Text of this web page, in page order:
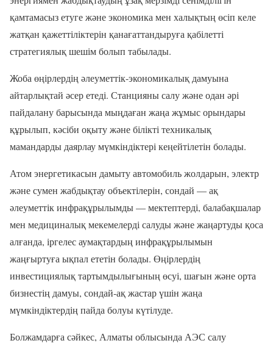
қамтамасыз етуге және экономика мен халықтың өсіп келе
жатқан қажеттіліктерін қанағаттандыруға қабілетті
стратегиялық шешім болып табылады.
Жоба өңірлердің әлеуметтік-экономикалық дамуына
айтарлықтай әсер етеді. Станцияны салу және одан әрі
пайдалану барысында мыңдаған жаңа жұмыс орындары
құрылып, кәсіби оқыту және білікті техникалық
мамандарды даярлау мүмкіндіктері кеңейтілетін болады.
Атом энергетикасын дамыту автомобиль жолдарын, электр
және сумен жабдықтау объектілерін, сондай — ақ
әлеуметтік инфрақұрылымды — мектептерді, балабақшалар
мен медициналық мекемелерді салуды және жаңартуды қоса
алғанда, іргелес аумақтардың инфрақұрылымын
жаңғыртуға ықпал ететін болады. Өңірлердің
инвестициялық тартымдылығының өсуі, шағын және орта
бизнестің дамуы, сондай-ақ жастар үшін жаңа
мүмкіндіктердің пайда болуы күтілуде.
Болжамдарға сәйкес, Алматы облысында АЭС салу